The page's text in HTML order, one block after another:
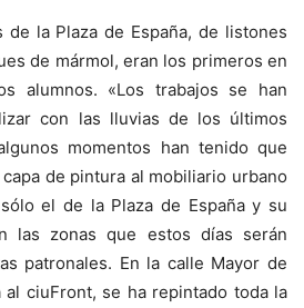
de la Plaza de España, de listones
de mármol, eran los primeros en
alumnos. «Los trabajos se han
con las lluvias de los últimos
momentos han tenido que
de pintura al mobiliario urbano
el de la Plaza de España y su
las zonas que estos días serán
patronales. En la calle Mayor de
al ciuFront, se ha repintado toda la